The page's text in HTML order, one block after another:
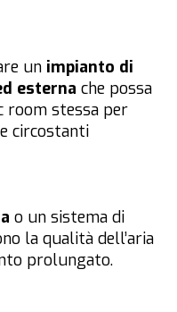
un impianto di
esterna che possa
room stessa per
circostanti
o un sistema di
la qualità dell’aria
prolungato.